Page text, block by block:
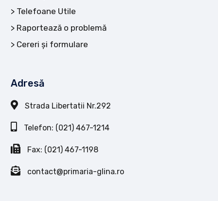
Telefoane Utile
Raportează o problemă
Cereri și formulare
Adresă
Strada Libertatii Nr.292
Telefon: (021) 467-1214
Fax: (021) 467-1198
contact@primaria-glina.ro